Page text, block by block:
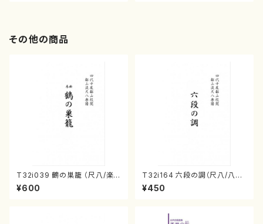
その他の商品
T32i039 鶴の巣籠 （尺八/楽
譜）都山no.38
¥600
T32i164 六段の調（尺八/八橋
検校/楽譜）都山流公刊楽譜曲
番:1016
¥450